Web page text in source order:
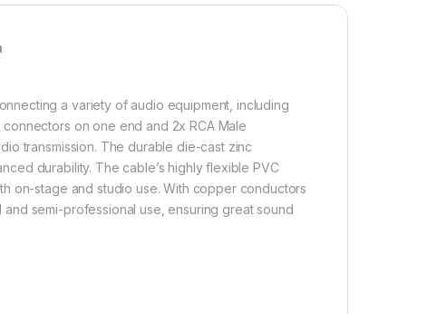
a variety of audio equipment, including
on one end and 2x RCA Male
transmission. The durable die-cast zinc
durability. The cable’s highly flexible PVC
on-stage and studio use. With copper conductors
semi-professional use, ensuring great sound